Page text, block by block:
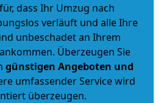
dass Ihr Umzug nach
verläuft und alle Ihre
unbeschadet an Ihrem
Überzeugen Sie
günstigen Angeboten und
umfassender Service wird
überzeugen.